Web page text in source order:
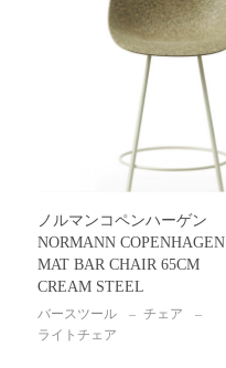
ノルマンコペンハーゲン
NORMANN COPENHAGEN
MAT BAR CHAIR 65CM
CREAM STEEL
バースツール
チェア
ライトチェア